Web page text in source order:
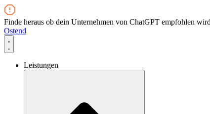
Zum
Inhalt
wechseln
Finde heraus ob dein Unternehmen von ChatGPT empfohlen
Ostend
Leistungen